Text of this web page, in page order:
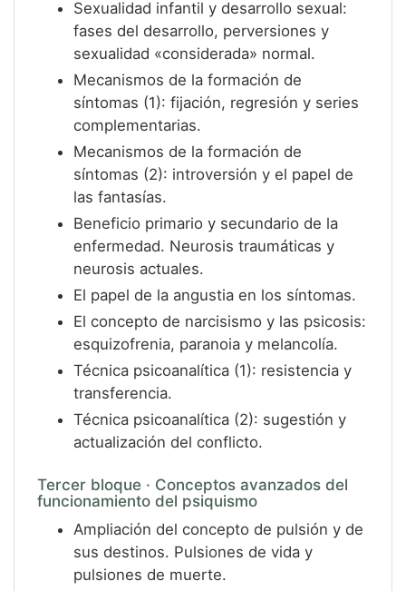
Sexualidad infantil y desarrollo sexual:
fases del desarrollo, perversiones y
sexualidad «considerada» normal.
Mecanismos de la formación de
síntomas (1): fijación, regresión y series
complementarias.
Mecanismos de la formación de
síntomas (2): introversión y el papel de
las fantasías.
Beneficio primario y secundario de la
enfermedad. Neurosis traumáticas y
neurosis actuales.
El papel de la angustia en los síntomas.
El concepto de narcisismo y las psicosis:
esquizofrenia, paranoia y melancolía.
Técnica psicoanalítica (1): resistencia y
transferencia.
Técnica psicoanalítica (2): sugestión y
actualización del conflicto.
Tercer bloque · Conceptos avanzados del
funcionamiento del psiquismo
Ampliación del concepto de pulsión y de
sus destinos. Pulsiones de vida y
pulsiones de muerte.